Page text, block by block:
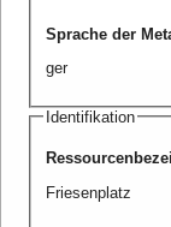
Sprache der
ger
Identifikation
Friesenplatz